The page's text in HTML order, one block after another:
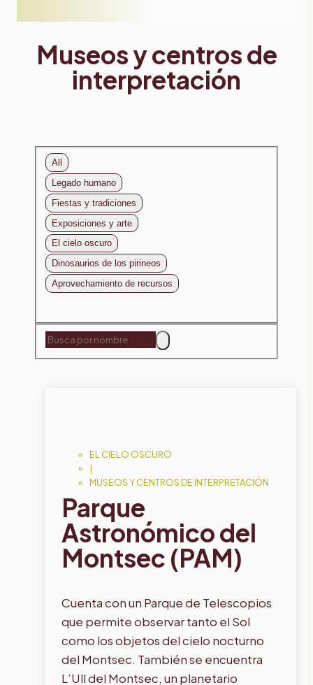
Museos y centros de
interpretación
All
Legado humano
Fiestas y tradiciones
Exposiciones y arte
El cielo oscuro
Dinosaurios de los pirineos
Aprovechamiento de recursos
EL CIELO OSCURO
|
MUSEOS Y CENTROS DE INTERPRETACIÓN
Parque
Astronómico del
Montsec (PAM)
Cuenta con un Parque de Telescopios
que permite observar tanto el Sol
como los objetos del cielo nocturno
del Montsec. También se encuentra
L’Ull del Montsec, un planetario